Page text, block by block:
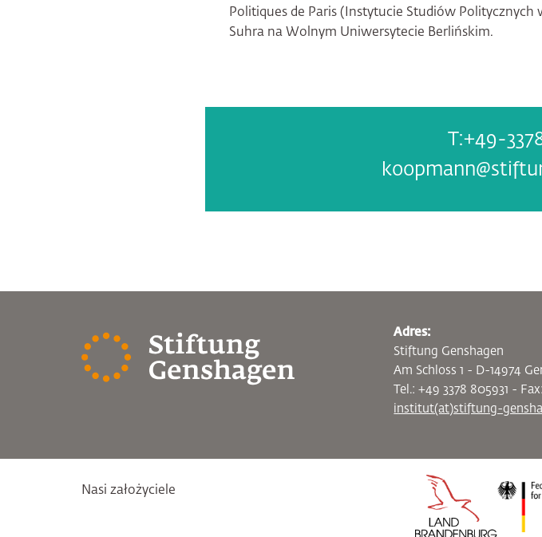
Politiques de Paris (Instytucie Studiów
Suhra na Wolnym Uniwersytecie Berlińskim.
+49-
Adres:
Stiftung Genshagen
Am Schloss 1 - D-14974
Tel.: +49 3378 805931 -
institut(at)stiftung-
Nasi założyciele